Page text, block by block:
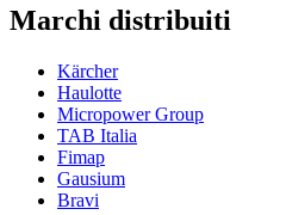
Marchi distribuiti
Kärcher
Haulotte
Micropower Group
TAB Italia
Fimap
Gausium
Bravi